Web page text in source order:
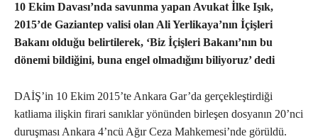
10 Ekim Davası’nda savunma yapan Avukat İlke Işık,
2015’de Gaziantep valisi olan Ali Yerlikaya’nın İçişleri
Bakanı olduğu belirtilerek, ‘Biz İçişleri Bakanı’nın bu
dönemi bildiğini, buna engel olmadığını biliyoruz’ dedi
DAİŞ’in 10 Ekim 2015’te Ankara Gar’da gerçekleştirdiği
katliama ilişkin firari sanıklar yönünden birleşen dosyanın 20’nci
duruşması Ankara 4’ncü Ağır Ceza Mahkemesi’nde görüldü.